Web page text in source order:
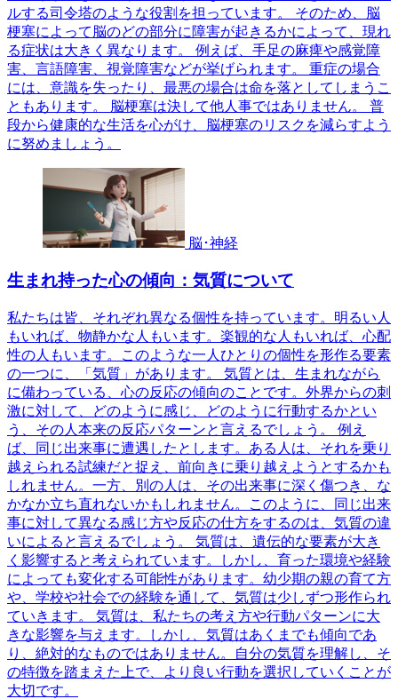
ルする司令塔のような役割を担っています。 そのため、脳
梗塞によって脳のどの部分に障害が起きるかによって、現れ
る症状は大きく異なります。 例えば、手足の麻痺や感覚障
害、言語障害、視覚障害などが挙げられます。 重症の場合
には、意識を失ったり、最悪の場合は命を落としてしまうこ
ともあります。 脳梗塞は決して他人事ではありません。 普
段から健康的な生活を心がけ、脳梗塞のリスクを減らすよう
に努めましょう。
脳･神経
生まれ持った心の傾向：気質について
私たちは皆、それぞれ異なる個性を持っています。明るい人
もいれば、物静かな人もいます。楽観的な人もいれば、心配
性の人もいます。このような一人ひとりの個性を形作る要素
の一つに、「気質」があります。 気質とは、生まれながら
に備わっている、心の反応の傾向のことです。外界からの刺
激に対して、どのように感じ、どのように行動するかとい
う、その人本来の反応パターンと言えるでしょう。 例え
ば、同じ出来事に遭遇したとします。ある人は、それを乗り
越えられる試練だと捉え、前向きに乗り越えようとするかも
しれません。一方、別の人は、その出来事に深く傷つき、な
かなか立ち直れないかもしれません。このように、同じ出来
事に対して異なる感じ方や反応の仕方をするのは、気質の違
いによると言えるでしょう。 気質は、遺伝的な要素が大き
く影響すると考えられています。しかし、育った環境や経験
によっても変化する可能性があります。幼少期の親の育て方
や、学校や社会での経験を通して、気質は少しずつ形作られ
ていきます。 気質は、私たちの考え方や行動パターンに大
きな影響を与えます。しかし、気質はあくまでも傾向であ
り、絶対的なものではありません。自分の気質を理解し、そ
の特徴を踏まえた上で、より良い行動を選択していくことが
大切です。